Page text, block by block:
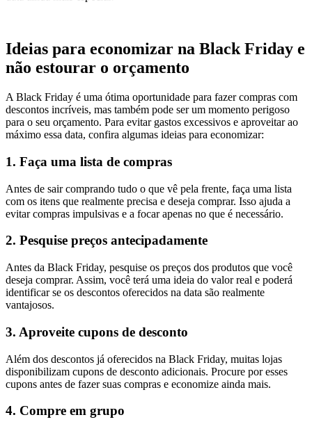
Ideias para economizar na Black Friday e
não estourar o orçamento
A Black Friday é uma ótima oportunidade para fazer compras com
descontos incríveis, mas também pode ser um momento perigoso
para o seu orçamento. Para evitar gastos excessivos e aproveitar ao
máximo essa data, confira algumas ideias para economizar:
1. Faça uma lista de compras
Antes de sair comprando tudo o que vê pela frente, faça uma lista
com os itens que realmente precisa e deseja comprar. Isso ajuda a
evitar compras impulsivas e a focar apenas no que é necessário.
2. Pesquise preços antecipadamente
Antes da Black Friday, pesquise os preços dos produtos que você
deseja comprar. Assim, você terá uma ideia do valor real e poderá
identificar se os descontos oferecidos na data são realmente
vantajosos.
3. Aproveite cupons de desconto
Além dos descontos já oferecidos na Black Friday, muitas lojas
disponibilizam cupons de desconto adicionais. Procure por esses
cupons antes de fazer suas compras e economize ainda mais.
4. Compre em grupo